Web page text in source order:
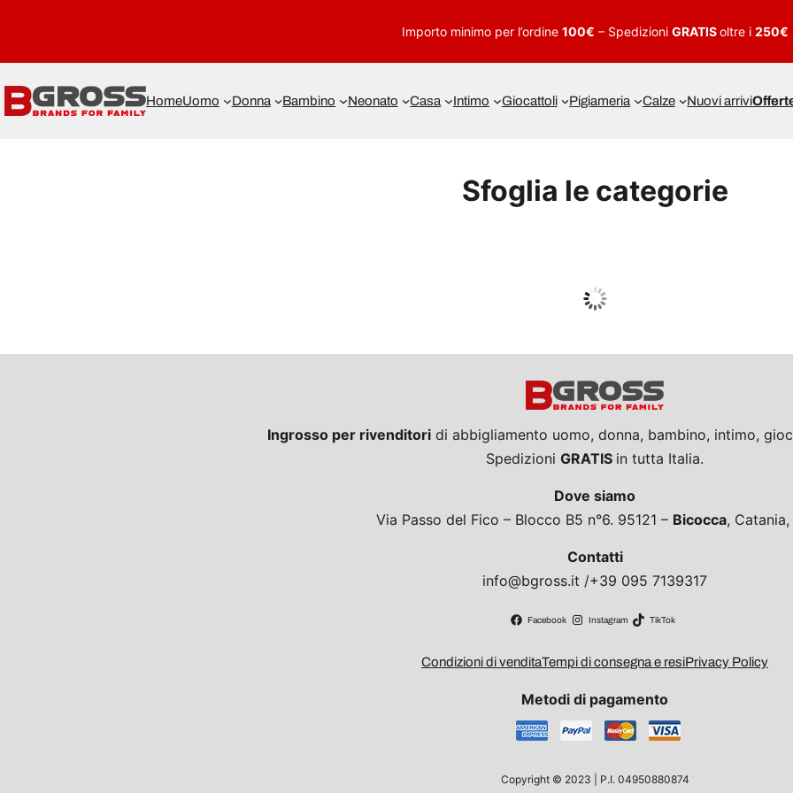
Importo minimo per l’ordine 100€ – Spedizioni GRATISoltre i 250€
HomeUomo Donna Bambino Neonato Casa Intimo Giocattoli Pigiameria Calze Nuovi arrivi
Sfoglia le categorie
Guarda tutto
Ingrosso per rivenditori di abbigliamento uomo, donna, bambino, intimo,
Spedizioni GRATIS in tutta Italia.
Dove siamo
Via Passo del Fico – Blocco B5 n°6. 95121 – Bicocca,
Contatti
info@bgross.it /+39 095 7139317
Facebook Instagram TikTok
Condizioni di venditaTempi di consegna e resiPrivacy Policy
Metodi di pagamento
Copyright © 2023 | P.I. 04950880874